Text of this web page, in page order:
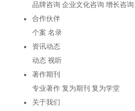
品牌咨询 企业文化咨询 增长咨询
合作伙伴
个案 名录
资讯动态
动态 视听
著作期刊
专业著作 复为期刊 复为学堂
关于我们